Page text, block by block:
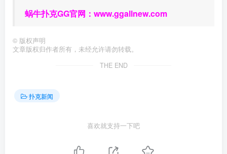
蜗牛扑克GG官网： www.ggallnew.com
© 版权声明
文章版权归作者所有，未经允许请勿转载。
THE END
扑克新闻
喜欢就支持一下吧